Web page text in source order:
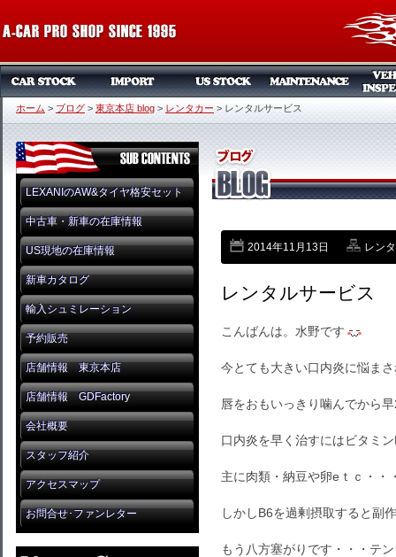
ホーム > ブログ > 東京本店 blog > レンタカー > レンタルサービス
LEXANIのAW&タイヤ格安セット
中古車・新車の在庫情報
US現地の在庫情報
新車カタログ
輸入シュミレーション
予約販売
店舗情報 東京本店
店舗情報 GDFactory
会社概要
スタッフ紹介
アクセスマップ
お問合せ･ファンレター
2014年11月13日 レン
レンタルサービス
こんばんは。水野です
今とても大きい口内炎に悩ま
唇をおもいっきり噛んでから
口内炎を早く治すにはビタミ
主に肉類・納豆や卵eｔｃ・・
しかしB6を過剰摂取すると副
もう八方塞がりです・・・テ